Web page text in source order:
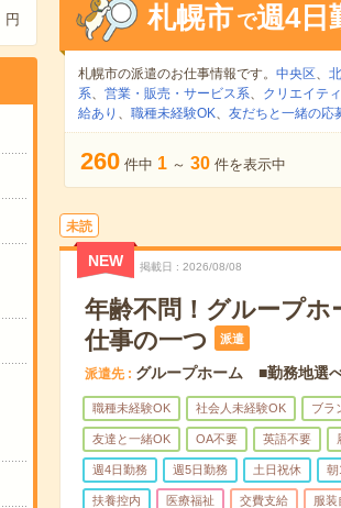
円 札幌市 で週4日
札幌市の派遣のお仕事情報です。 中央区、
系、 営業・販売・サービス系、 クリエイテ
給あり 、 職種未経験OK、 友だちと一緒の応
260 件中 1 ～ 30 件を表示中
未読
NEW 掲載日 2026/08/08
年齢不問！グループ
仕事の一つ
派遣
派遣先 グループホーム ■勤務地選
職種未経験OK 社会人未経験OK ブラ
友達と一緒OK OA不要 英語不要
週4日勤務 週5日勤務 土日祝休 朝
扶養控内 医療福祉 交費支給 服装